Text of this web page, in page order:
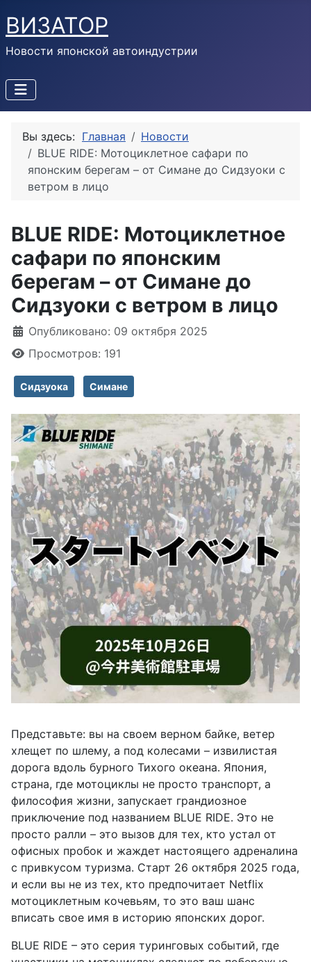
ВИЗАТОР
Новости японской автоиндустрии
Вы здесь: Главная
Новости
BLUE RIDE: Мотоциклетное сафари по
японским берегам – от Симане до Сидзуоки с
ветром в лицо
BLUE RIDE: Мотоциклетное
сафари по японским
берегам – от Симане до
Сидзуоки с ветром в лицо
Информация о материале
Опубликовано: 09 октября 2025
Просмотров: 191
Сидзуока Симане
Представьте: вы на своем верном байке, ветер
хлещет по шлему, а под колесами – извилистая
дорога вдоль бурного Тихого океана. Япония,
страна, где мотоциклы не просто транспорт, а
философия жизни, запускает грандиозное
приключение под названием BLUE RIDE. Это не
просто ралли – это вызов для тех, кто устал от
офисных пробок и жаждет настоящего адреналина
с привкусом туризма. Старт 26 октября 2025 года,
и если вы не из тех, кто предпочитает Netflix
мотоциклетным кочевьям, то это ваш шанс
вписать свое имя в историю японских дорог.
BLUE RIDE – это серия туринговых событий, где